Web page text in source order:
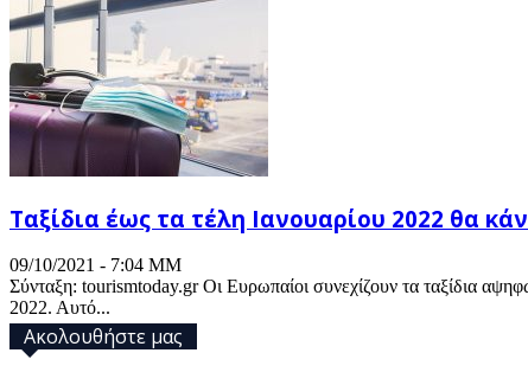
Ταξίδια έως τα τέλη Ιανουαρίου 2022 θα
09/10/2021 - 7:04 ΜΜ
Σύνταξη: tourismtoday.gr Οι Ευρωπαίοι συνεχίζουν τα ταξίδια
2022. Αυτό...
Ακολουθήστε μας